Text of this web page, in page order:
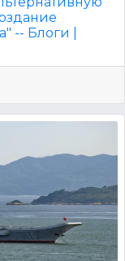
-- Блоги |